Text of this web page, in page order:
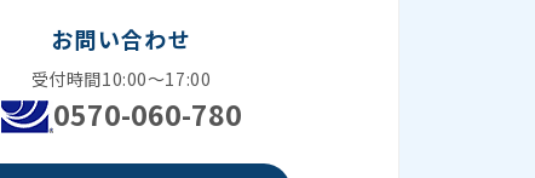
お問い合わせ
受付時間10:00～17:00
0570-060-780